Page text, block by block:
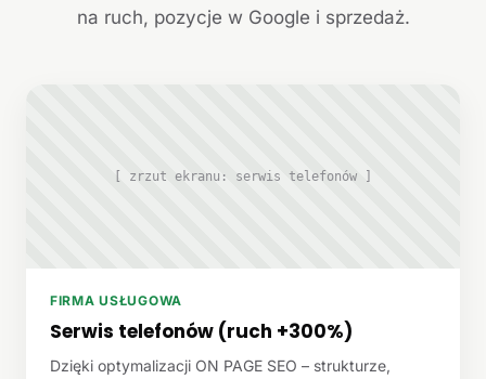
na ruch, pozycje w Google i sprzedaż.
[ zrzut ekranu: serwis telefonów ]
FIRMA USŁUGOWA
Serwis telefonów (ruch +300%)
Dzięki optymalizacji ON PAGE SEO – strukturze,